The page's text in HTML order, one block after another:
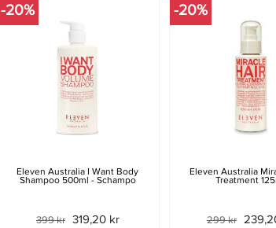
-20%
Eleven Australia I Want Body
Shampoo 500ml - Schampo
399 kr 319,20 kr
-20%
Eleven Australia
Treatment
299 kr